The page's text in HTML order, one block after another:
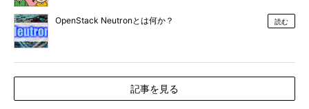
OpenStack Neutronとは何か？ 読む
記事を見る